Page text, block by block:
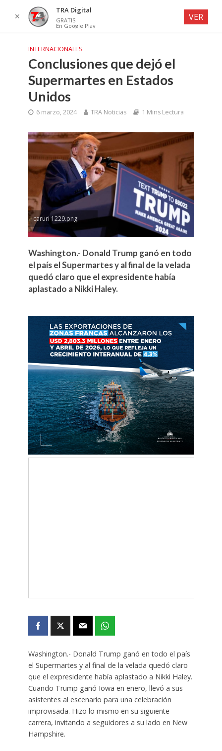
INTERNACIONALES
Conclusiones que dejó el
Supermartes en Estados
Unidos
6 marzo, 2024 TRA Noticias 1 Mins Lectura
caruri 1229.png
Washington.- Donald Trump ganó en todo
el país el Supermartes y al final de la velada
quedó claro que el expresidente había
aplastado a Nikki Haley.
Washington.- Donald Trump ganó en todo el país
el Supermartes y al final de la velada quedó claro
que el expresidente había aplastado a Nikki Haley.
Cuando Trump ganó Iowa en enero, llevó a sus
asistentes al escenario para una celebración
improvisada. Hizo lo mismo en su siguiente
carrera, invitando a seguidores a su lado en New
Hampshire.
✕
TRA Digital
GRATIS
En Google Play
VER